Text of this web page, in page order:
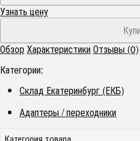
Узнать цену
ОбзорХарактеристикиОтзывы (0)
Категории:
Склад Екатеринбург (ЕКБ)
Адаптеры / переходники
Категория товара